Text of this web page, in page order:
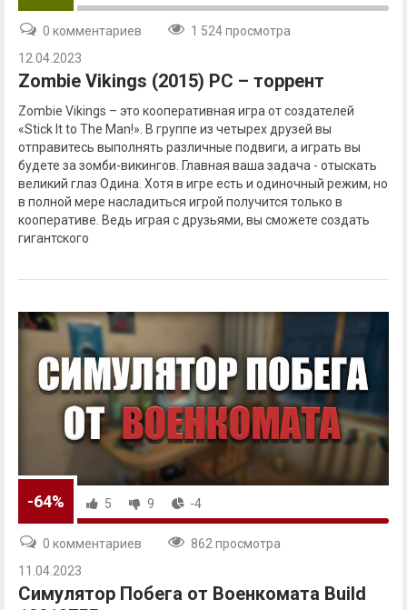
0 комментариев
1 524 просмотра
12.04.2023
Zombie Vikings (2015) PC – торрент
Zombie Vikings – это кооперативная игра от создателей
«Stick It to The Man!». В группе из четырех друзей вы
отправитесь выполнять различные подвиги, а играть вы
будете за зомби-викингов. Главная ваша задача - отыскать
великий глаз Одина. Хотя в игре есть и одиночный режим, но
в полной мере насладиться игрой получится только в
кооперативе. Ведь играя с друзьями, вы сможете создать
гигантского
-64% 5 9 -4
0 комментариев
862 просмотра
11.04.2023
Симулятор Побега от Военкомата Build